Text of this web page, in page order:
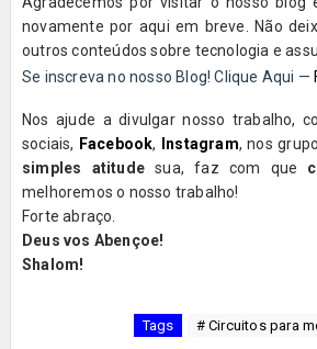
novamente por aqui em breve. Não
outros conteúdos sobre tecnologia e
Se inscreva no nosso Blog! Clique Aqui —
Nos ajude a divulgar nosso trabalho,
sociais, Facebook, Instagram, nos
simples atitudesua, faz com que
melhoremos o nosso trabalho!
Forte abraço.
Deus vos Abençoe!
Shalom!
Tags # Circuitos para